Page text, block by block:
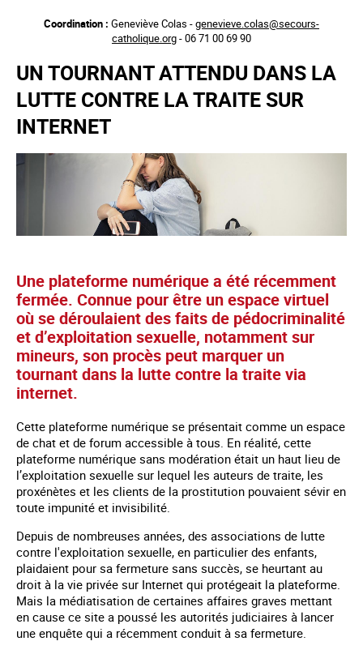
principal
Coordination : Geneviève Colas -genevieve.colas@secours-
catholique.org- 06 71 00 69 90
UN TOURNANT ATTENDU DANS LA
LUTTE CONTRE LA TRAITE SUR
INTERNET
Une plateforme numérique a été récemment
fermée. Connue pour être un espace virtuel
où se déroulaient des faits de pédocriminalité
et d’exploitation sexuelle, notamment sur
mineurs, son procès peut marquer un
tournant dans la lutte contre la traite via
internet.
Cette plateforme numérique se présentait comme un espace
de chat et de forum accessible à tous. En réalité, cette
plateforme numérique sans modération était un haut lieu de
l’exploitation sexuelle sur lequel les auteurs de traite, les
proxénètes et les clients de la prostitution pouvaient sévir en
toute impunité et invisibilité.
Depuis de nombreuses années, des associations de lutte
contre l'exploitation sexuelle, en particulier des enfants,
plaidaient pour sa fermeture sans succès, se heurtant au
droit à la vie privée sur Internet qui protégeait la plateforme.
Mais la médiatisation de certaines affaires graves mettant
en cause ce site a poussé les autorités judiciaires à lancer
une enquête qui a récemment conduit à sa fermeture.